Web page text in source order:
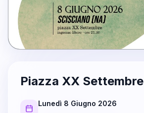
Piazza XX Settembre
Lunedì 8 Giugno 2026